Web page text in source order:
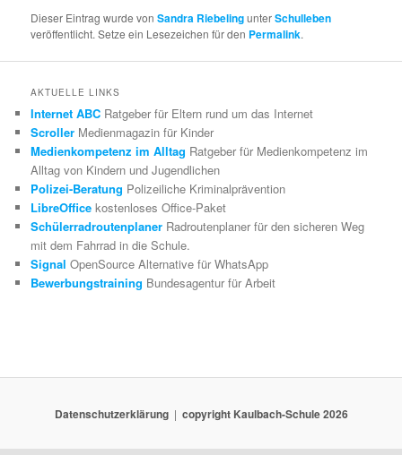
Dieser Eintrag wurde vonSandra RiebelingunterSchulleben
veröffentlicht. Setze ein Lesezeichen für den Permalink.
AKTUELLE LINKS
Internet ABC Ratgeber für Eltern rund um das Internet
Scroller Medienmagazin für Kinder
Medienkompetenz im Alltag Ratgeber für Medienkompetenz im
Alltag von Kindern und Jugendlichen
Polizei-Beratung Polizeiliche Kriminalprävention
LibreOffice kostenloses Office-Paket
Schülerradroutenplaner Radroutenplaner für den sicheren Weg
mit dem Fahrrad in die Schule.
Signal OpenSource Alternative für WhatsApp
Bewerbungstraining Bundesagentur für Arbeit
Datenschutzerklärung copyright Kaulbach-Schule 2026